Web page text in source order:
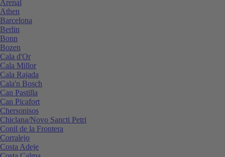
Arenal
Athen
Barcelona
Berlin
Bonn
Bozen
Cala d'Or
Cala Millor
Cala Rajada
Cala'n Bosch
Can Pastilla
Can Picafort
Chersonisos
Chiclana/Novo Sancti Petri
Conil de la Frontera
Corralejo
Costa Adeje